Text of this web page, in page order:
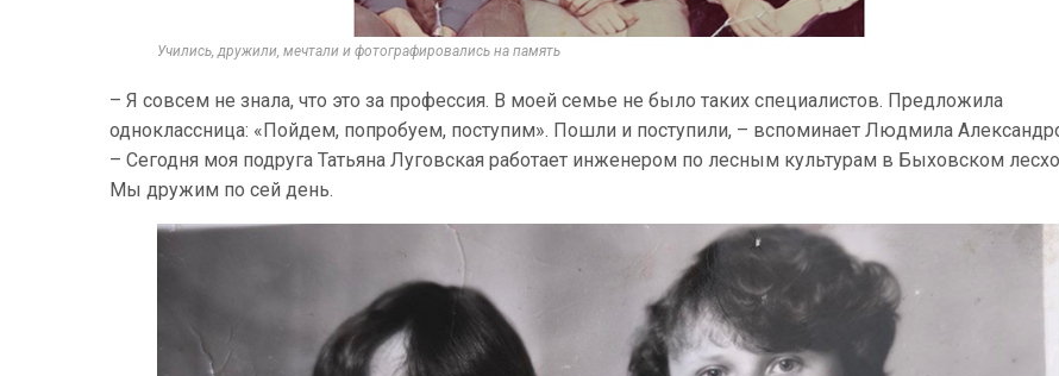
Учились, дружили, мечтали и фотографировались на память
– Я совсем не знала, что это за профессия. В моей семье не было таких специалистов. Предложила
одноклассница: «Пойдем, попробуем, поступим». Пошли и поступили, – вспоминает Людмила
– Сегодня моя подруга Татьяна Луговская работает инженером по лесным культурам в Быховском
Мы дружим по сей день.